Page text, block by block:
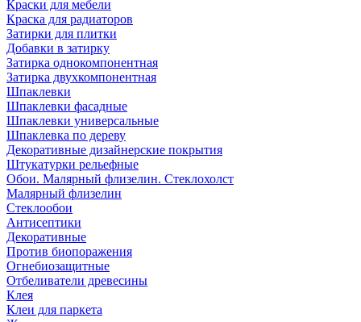
Краски для мебели
Краска для радиаторов
Затирки для плитки
Добавки в затирку
Затирка однокомпонентная
Затирка двухкомпонентная
Шпаклевки
Шпаклевки фасадные
Шпаклевки универсальные
Шпаклевка по дереву
Декоративные дизайнерские покрытия
Штукатурки рельефные
Обои. Малярный флизелин. Стеклохолст
Малярный флизелин
Стеклообои
Антисептики
Декоративные
Против биопоражения
Огнебиозащитные
Отбеливатели древесины
Клея
Клеи для паркета